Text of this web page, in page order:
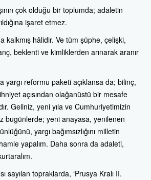
çok olduğu bir toplumda; adaletin
işaret etmez.
kalkmış hâlidir. Ve tüm şüphe, çelişki,
beklenti ve kimliklerden arınarak aranır
yargı reformu paketi açıklansa da; bilinç,
açısından olağanüstü bir mesafe
Geliniz, yeni yıla ve Cumhuriyetimizin
bugünlerde; yeni anayasa, yenilenen
yargı bağımsızlığını milletin
yapalım. Daha sonra da adaleti,
sayılan topraklarda, ‘Prusya Kralı II.